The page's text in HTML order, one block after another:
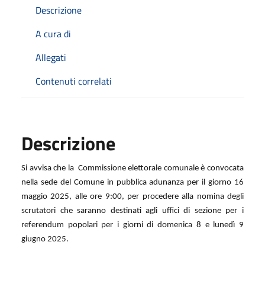
Descrizione
A cura di
Allegati
Contenuti correlati
Descrizione
Si avvisa che la Commissione elettorale comunale è convocata
nella sede del Comune in pubblica adunanza per il giorno 16
maggio 2025, alle ore 9:00, per procedere alla nomina degli
scrutatori che saranno destinati agli uffici di sezione per i
referendum popolari per i giorni di domenica 8 e lunedì 9
giugno 2025.